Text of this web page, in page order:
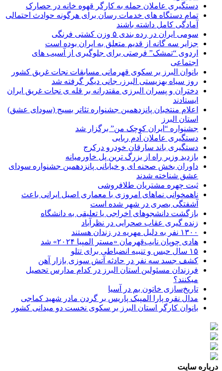
دستگیری عاملان حمله به کارگر قهوه خانه در حصارک
تمام دستگاه های خدمات رسان برای هرگونه حوادث احتمالی
آمادگی کامل داشته باشند
سومی ایران در رده بندی ۵ وزن کشتی فرنگی
جزایر سه گانه از قدیم متعلق به ایران بوده است
اردوی “تمشک” فرصتی برای جلوگیری از آسیب های
اجتماعی
بانوان البرز بر سکوی قهرمانی مسابقات نجات غریق کشور
روز سیاه بهزیستی البرز، جانی دیگر گرفته شد
دختران و پسران البرزی مقتدرانه بر قله ی نجات غریق ایران
ایستادند
اعلام منتخبان پانزدهمین جشنواره تئاتر بسیج (سودای عشق)
استان البرز
جشنواره “ایران کوچک من” برگزار شد
دستگیری عاملان آدم ربایی
دستگیری باند سارقان خودرو درکرج
بازدید وزیر راه از بزرگ ترین پل خاورمیانه
داوران بخش صحنه ای و خیابانی پانزدهمین جشنواره سودای
عشق شناخته شدند
ثبت چهره مشتریان طلافروشی
ناهمخوانی نماهای امروزی با معماری اصیل ایرانی باعث
آشفتگی بصری در شهر شده است
بازگشت دانشجوهای اخراجی یا تعلیقی به دانشگاه
زنده گیری عقاب صحرایی در نظرآباد
۱۳۰۰ نفر به دلیل مهریه در زندان هستند
هادی چوپان نایب‌قهرمان «مستر المپیا ۲۰۲۴» شد
۱۵ سال حبس و تنبیه انضباطی برای تتلو
کشف جسد سه نفر در حادثه آتش سوزی بازار آهن
فرزندان مسئولین استان البرز در کدام مدارس تحصیل
میکنند؟
‌تاریخ‌سازی خاتون بم در آسیا
مدال نقره پارا المپیک پاریس بر گردن مادر شهید کماجی
بانوان کارگر استان البرز بر سکوی نخست دو میدانی کشور
درباره سایت